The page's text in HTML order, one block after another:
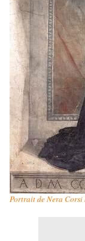
Portrait de Nera Corsi